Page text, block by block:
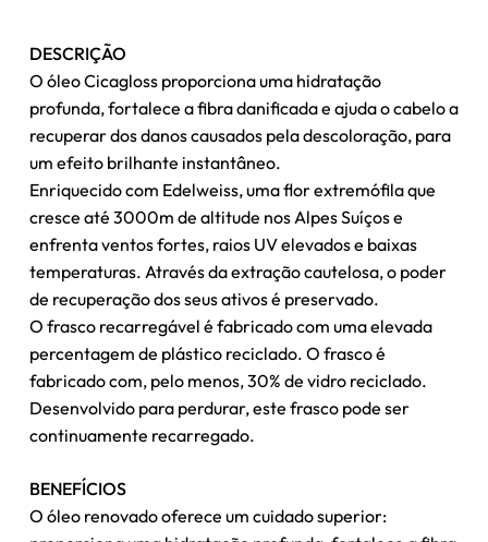
DESCRIÇÃO
O óleo Cicagloss proporciona uma hidratação
profunda, fortalece a fibra danificada e ajuda o cabelo a
recuperar dos danos causados pela descoloração, para
um efeito brilhante instantâneo.
Enriquecido com Edelweiss, uma flor extremófila que
cresce até 3000m de altitude nos Alpes Suíços e
enfrenta ventos fortes, raios UV elevados e baixas
temperaturas. Através da extração cautelosa, o poder
de recuperação dos seus ativos é preservado.
O frasco recarregável é fabricado com uma elevada
percentagem de plástico reciclado. O frasco é
fabricado com, pelo menos, 30% de vidro reciclado.
Desenvolvido para perdurar, este frasco pode ser
continuamente recarregado.
BENEFÍCIOS
O óleo renovado oferece um cuidado superior: